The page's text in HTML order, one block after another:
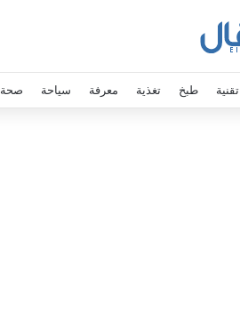
تقنية طبخ تغذية معرفة سياحة صحة